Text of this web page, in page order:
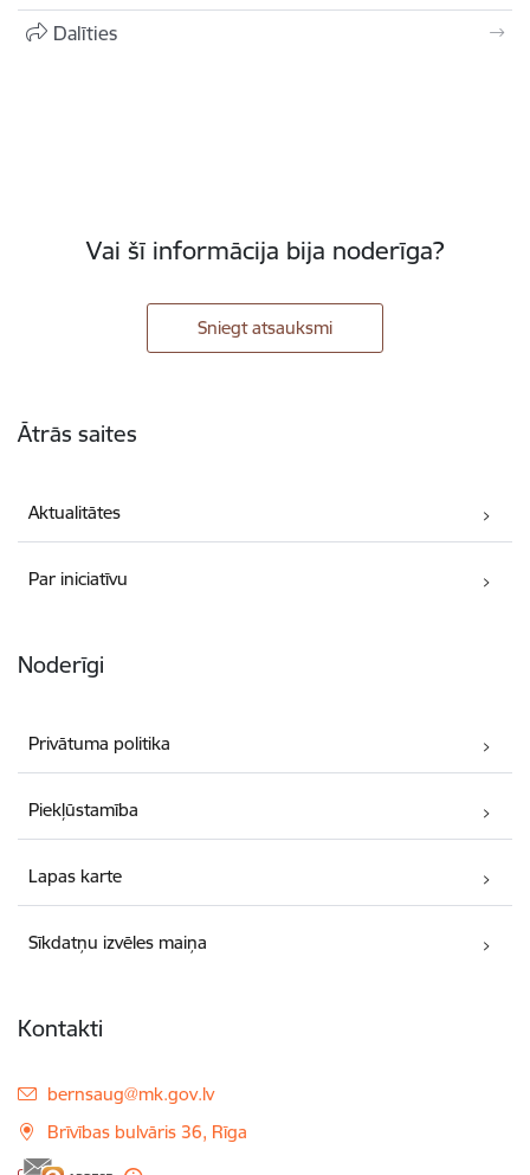
Dalīties
Vai šī informācija bija noderīga?
Sniegt atsauksmi
Ātrās saites
Aktualitātes
Par iniciatīvu
Noderīgi
Privātuma politika
Piekļūstamība
Lapas karte
Sīkdatņu izvēles maiņa
Kontakti
E-pasts:
bernsaug@mk.gov.lv
Brīvības bulvāris 36, Rīga